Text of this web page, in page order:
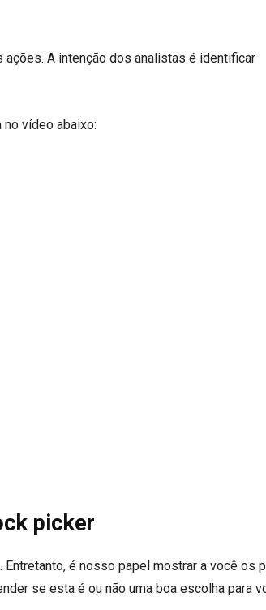
A intenção dos analistas é identificar
vídeo abaixo:
picker
é nosso papel mostrar a você os
se esta é ou não uma boa escolha para